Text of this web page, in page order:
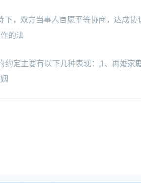
，双方当事人自愿平等协商，达成协
的法
定主要有以下几种表现：,1、再婚家